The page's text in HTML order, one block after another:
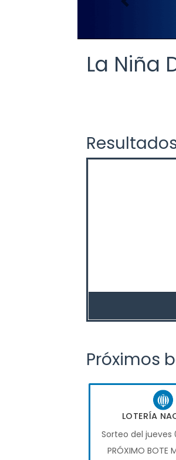
Imagen
La Niña
Próximos
LOTERÍA
Sorteo del
PRÓXIMO BOTE